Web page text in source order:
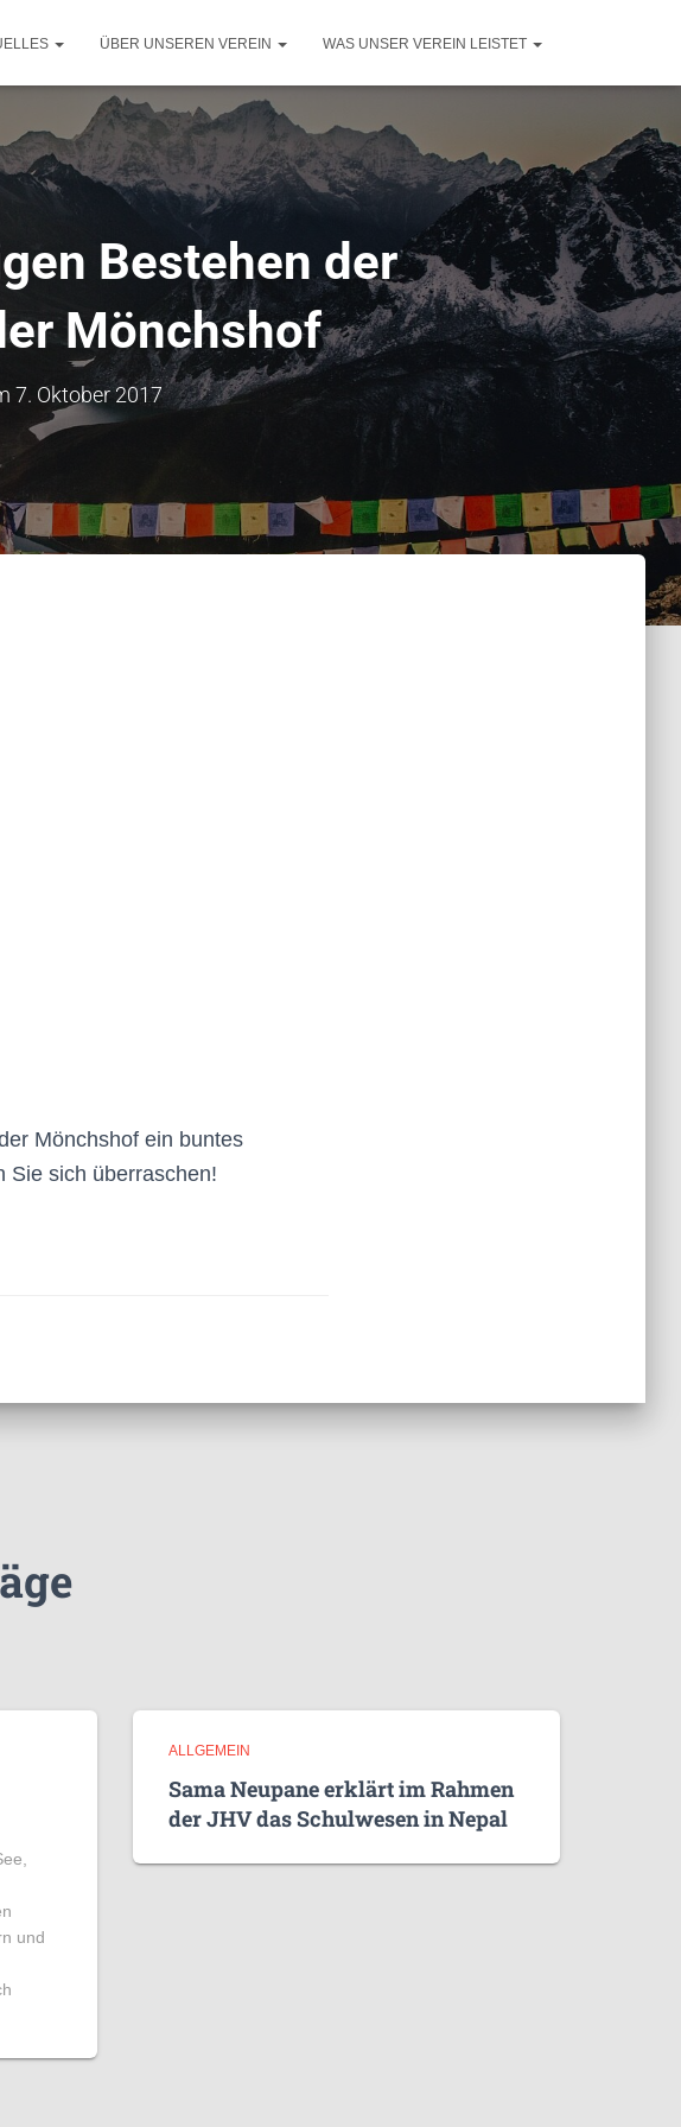
ÜBER UNSEREN VEREIN WAS UNSER VEREIN LEISTET
Bestehen der
Mönchshof
7. Oktober 2017
Mönchshof ein buntes
Sie sich überraschen!
und
ALLGEMEIN
Sama Neupane erklärt im Rahmen
der JHV das Schulwesen in Nepal